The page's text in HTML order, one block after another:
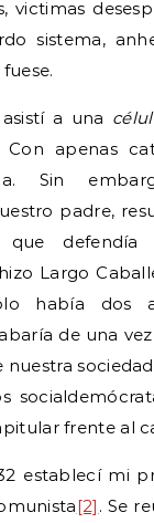
victimas
sistema,
a una
apenas
Sin
padre,
defendía
Largo
había dos
de una
nuestra
frente al
establecí mi
[2] . Se